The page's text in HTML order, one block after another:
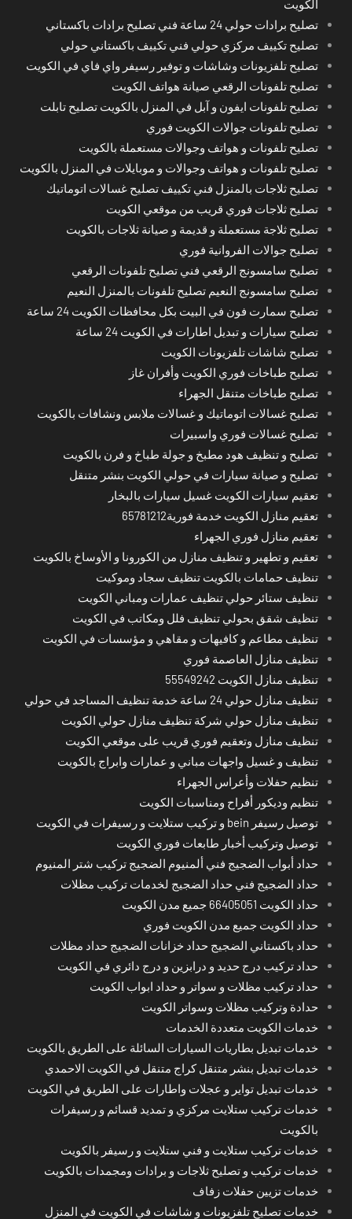
الكويت
تصليح برادات حولي 24 ساعة فني تصليح برادات باكستاني
تصليح تكييف مركزي حولي فني تكييف باكستاني حولي
تصليح تلفزيونات وشاشات و توفير رسيفر واي فاي في الكويت
تصليح تلفونات الرقعي صيانة هواتف الكويت
تصليح تلفونات ايفون و آبل في المنزل بالكويت تصليح تابلت
تصليح تلفونات جوالات الكويت فوري
تصليح تلفونات و هواتف وجوالات مستعملة بالكويت
تصليح تلفونات و هواتف وجوالات و موبايلات في المنزل بالكويت
تصليح ثلاجات بالمنزل فني تكييف تصليح غسالات اتوماتيك
تصليح ثلاجات فوري قريب من موقعي الكويت
تصليح ثلاجة مستعملة و قديمة و صيانة ثلاجات بالكويت
تصليح جوالات الفروانية فوري
تصليح سامسونج الرقعي فني تصليح تلفونات الرقعي
تصليح سامسونج النعيم تصليح تلفونات بالمنزل النعيم
تصليح سمارت فون في البيت بكل محافظات الكويت 24 ساعة
تصليح سيارات و تبديل اطارات في الكويت 24 ساعة
تصليح شاشات تلفزيونات الكويت
تصليح طباخات فوري الكويت وأفران غاز
تصليح طباخات متنقل الجهراء
تصليح غسالات اتوماتيك و غسالات ملابس ونشافات بالكويت
تصليح غسالات فوري واسبيرات
تصليح و تنظيف هود مطبخ و جولة طباخ و فرن بالكويت
تصليح و صيانة سيارات في حولي الكويت بنشر متنقل
تعقيم سيارات الكويت غسيل سيارات بالبخار
تعقيم منازل الكويت خدمة فورية65781212
تعقيم منازل فوري الجهراء
تعقيم و تطهير و تنظيف منازل من الكورونا و الأوساخ بالكويت
تنظيف حمامات بالكويت تنظيف سجاد وموكيت
تنظيف ستائر حولي تنظيف عمارات ومباني الكويت
تنظيف شقق بحولي تنظيف فلل ومكاتب في الكويت
تنظيف مطاعم و كافيهات و مقاهي و مؤسسات في الكويت
تنظيف منازل العاصمة فوري
تنظيف منازل الكويت 55549242
تنظيف منازل حولي 24 ساعة خدمة تنظيف المساجد في حولي
تنظيف منازل حولي شركة تنظيف منازل حولي الكويت
تنظيف منازل وتعقيم فوري قريب على موقعي الكويت
تنظيف و غسيل واجهات مباني و عمارات وابراج بالكويت
تنظيم حفلات وأعراس الجهراء
تنظيم وديكور أفراح ومناسبات الكويت
توصيل رسيفر bein و تركيب ستلايت و رسيفرات في الكويت
توصيل وتركيب أخبار طابعات فوري الكويت
حداد أبواب الضجيج فني ألمنيوم الضجيج تركيب شتر المنيوم
حداد الضجيج فني حداد الضجيج لخدمات تركيب مظلات
حداد الكويت 66405051 جميع مدن الكويت
حداد الكويت جميع مدن الكويت فوري
حداد باكستاني الضجيج حداد خزانات الضجيج حداد مظلات
حداد تركيب درج حديد و درابزين و درج دائري في الكويت
حداد تركيب مظلات و سواتر و حداد ابواب الكويت
حدادة وتركيب مظلات وسواتر الكويت
خدمات الكويت متعددة الخدمات
خدمات تبديل بطاريات السيارات السائلة على الطريق بالكويت
خدمات تبديل بنشر متنقل كراج متنقل في الكويت الاحمدي
خدمات تبديل تواير و عجلات واطارات على الطريق في الكويت
خدمات تركيب ستلايت مركزي و تمديد قسائم و رسيفرات
بالكويت
خدمات تركيب ستلايت و فني ستلايت و رسيفر بالكويت
خدمات تركيب و تصليح ثلاجات و برادات ومجمدات بالكويت
خدمات تزيين حفلات زفاف
خدمات تصليح تلفزيونات و شاشات في الكويت في المنزل